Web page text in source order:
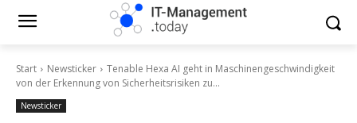
Start Newsticker
Tenable Hexa AI geht in Maschinengeschwindigkeit
von der Erkennung von Sicherheitsrisiken zu...
Newsticker